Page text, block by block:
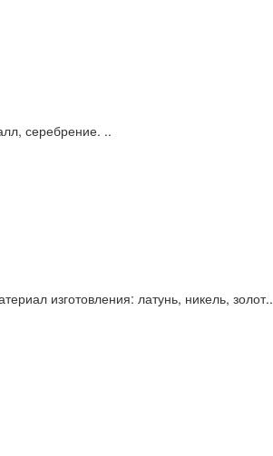
серебрение. ..
изготовления: латунь, никель, золот..